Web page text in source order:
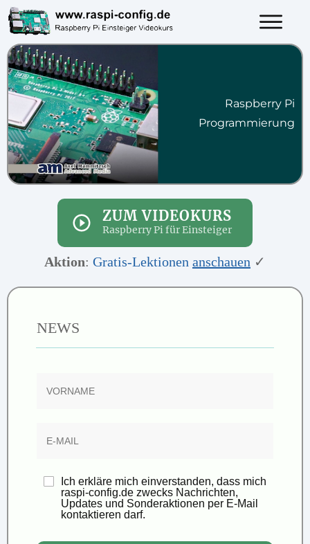
Raspberry Pi
Programmierung
ZUM VIDEOKURS
Raspberry Pi für Einsteiger
Aktion: Gratis-Lektionen anschauen ✓
NEWS
Ich erkläre mich einverstanden, dass mich
raspi-config.de zwecks Nachrichten,
Updates und Sonderaktionen per E-Mail
kontaktieren darf.